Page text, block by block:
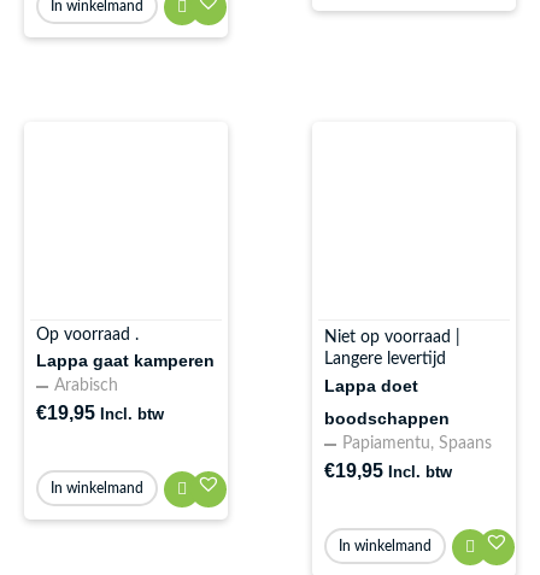
In winkelmand
Op voorraad .
Lappa gaat kamperen
Arabisch
€19,95 Incl. btw
In winkelmand
Niet op voorraad |
Langere levertijd
Lappa doet
boodschappen
Papiamentu, Spaans
€19,95 Incl. btw
In winkelmand